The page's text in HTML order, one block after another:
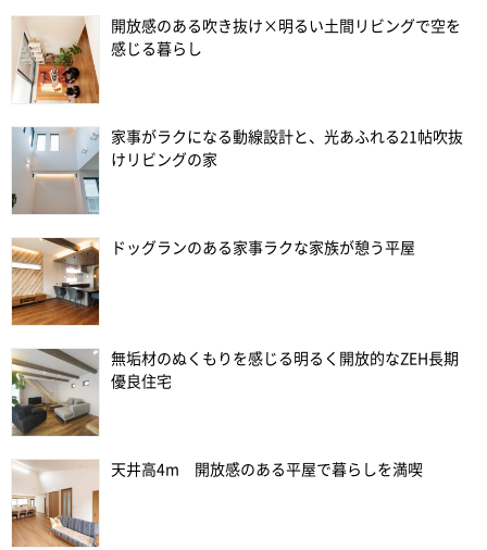
開放感のある吹き抜け×明るい土間リビングで空を
感じる暮らし
家事がラクになる動線設計と、光あふれる21帖吹抜
けリビングの家
ドッグランのある家事ラクな家族が憩う平屋
無垢材のぬくもりを感じる明るく開放的なZEH長期
優良住宅
天井高4m 開放感のある平屋で暮らしを満喫